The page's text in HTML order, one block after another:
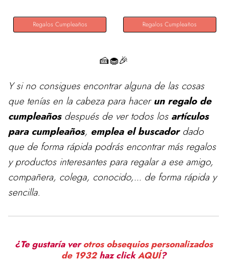
Regalos Cumpleaños Regalos Cumpleaños
🍰🧁🎉
Y si no consigues encontrar alguna de las cosas
que tenías en la cabeza para hacerun regalo de
cumpleañosdespués de ver todos los artículos
para cumpleaños, emplea el buscadordado
que de forma rápida podrás encontrar más regalos
y productos interesantes para regalar a ese amigo,
compañera, colega, conocido,... de forma rápida y
sencilla.
¿Te gustaría verotros obsequios personalizados
de 1932haz clickAQUÍ?